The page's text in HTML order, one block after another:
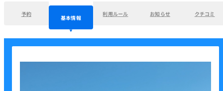
予約
基本情報
利用ルール お知らせ クチコミ